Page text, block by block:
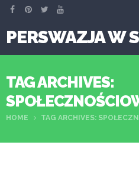
PERSWAZJA W
TAG ARCHIVES:
HOME TAG ARCHIVES: